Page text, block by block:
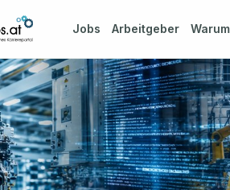
Jobs Arbeitgeber